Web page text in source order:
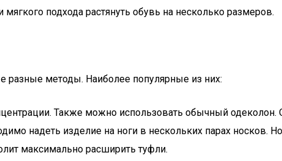
подхода растянуть обувь на несколько размеров.
разные методы. Наиболее популярные из них:
Также можно использовать обычный
надеть изделие на ноги в нескольких парах носков.
максимально расширить туфли.